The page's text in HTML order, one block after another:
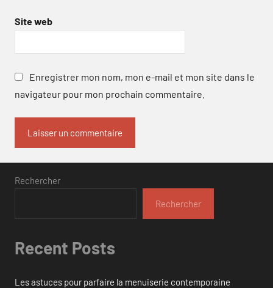
Site web
Enregistrer mon nom, mon e-mail et mon site dans le
navigateur pour mon prochain commentaire.
Rechercher
Rechercher
Recent Posts
Les astuces pour parfaire la menuiserie contemporaine